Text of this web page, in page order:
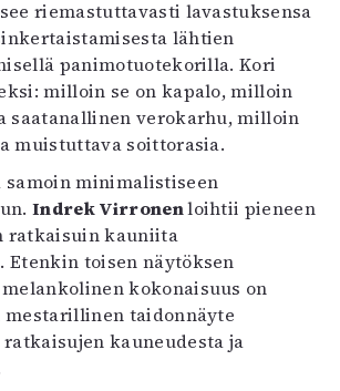
riemastuttavasti lavastuksensa
lähtien
panimotuotekorilla. Kori
milloin se on kapalo, milloin
saatanallinen verokarhu, milloin
muistuttava soittorasia.
samoin minimalistiseen
Indrek Virronenloihtii pieneen
ratkaisuin kauniita
Etenkin toisen näytöksen
kokonaisuus on
taidonnäyte
kauneudesta ja